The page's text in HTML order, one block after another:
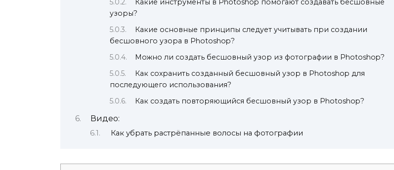
Какие инструменты в Photoshop помогают создавать бесшовные
узоры?
Какие основные принципы следует учитывать при создании
бесшовного узора в Photoshop?
Можно ли создать бесшовный узор из фотографии в Photoshop?
Как сохранить созданный бесшовный узор в Photoshop для
последующего использования?
Как создать повторяющийся бесшовный узор в Photoshop?
Видео:
Как убрать растрёпанные волосы на фотографии